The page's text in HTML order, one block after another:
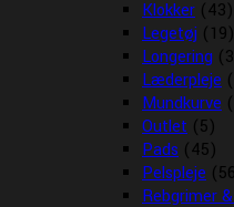
Klokker (43)
Legetøj (19)
Longering
Læderpleje
Mundkurve
Outlet (5)
Pads (45)
Pelspleje
Rebgrimer